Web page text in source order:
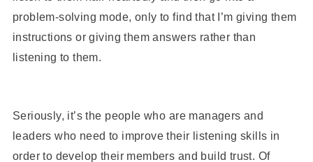
problem-solving mode, only to find that I’m giving them
instructions or giving them answers rather than
listening to them.
Seriously, it’s the people who are managers and
leaders who need to improve their listening skills in
order to develop their members and build trust. Of